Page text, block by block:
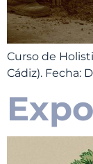
Curso de
Cádiz). Fecha: